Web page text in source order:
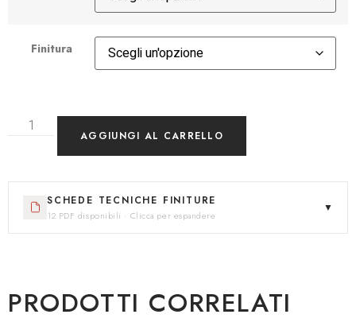
Finitura
AGGIUNGI AL CARRELLO
SCHEDE TECNICHE FINITURE
12 PDF disponibili · Clicca per espandere
▼
PRODOTTI CORRELATI